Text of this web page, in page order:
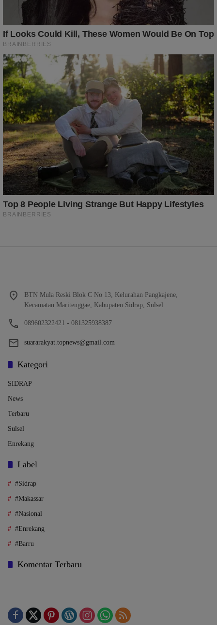
BTN Mula Reski Blok C No 13, Kelurahan Pangkajene,
Kecamatan Maritenggae, Kabupaten Sidrap, Sulsel
089602322421 - 081325938387
suararakyat.topnews@gmail.com
Kategori
SIDRAP
News
Terbaru
Sulsel
Enrekang
Label
#Sidrap
#Makassar
#Nasional
#Enrekang
#Barru
Komentar Terbaru